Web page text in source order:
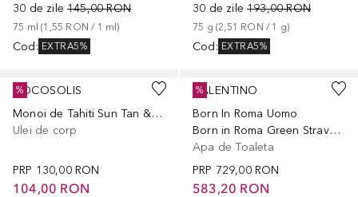
30 de zile 145,00 RON
75 ml (1,55 RON / 1 ml)
Cod : EXTRA5%
30 de zile 193,00 RON
75 g (2,51 RON / 1 g)
Cod : EXTRA5%
COCOSOLIS
Monoi de Tahiti Sun Tan & Body Oil
Ulei de corp
PRP 130,00 RON
104,00 RON
%
VALENTINO
Born In Roma Uomo
Born in Roma Green Stravaganza Uomo Eau de Toilette
Apa de Toaleta
PRP 729,00 RON
583,20 RON
%